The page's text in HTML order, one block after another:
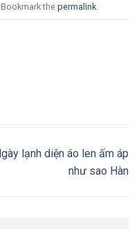
the permalink.
lạnh diện áo len ấm áp
như sao Hàn